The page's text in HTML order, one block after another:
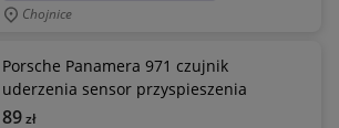
Chojnice
Porsche Panamera 971 czujnik
uderzenia sensor przyspieszenia
89zł